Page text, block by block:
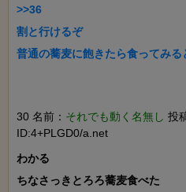
>>36
割と行けるぞ
普通の蕎麦に飽きたら食ってみる
30 名前： それでも動く名無し 投
ID:4+PLGD0/a.net
わかる
ちなさっきとろろ蕎麦食べた